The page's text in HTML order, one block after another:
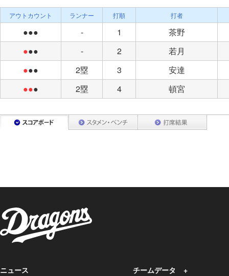
アウトカウント ランナー 打順 打者
●●● - 1
茶野
●●● - 2
若月
●●● 2塁 3
安達
●●● 2塁 4 頓宮
ニュース
チームデータ